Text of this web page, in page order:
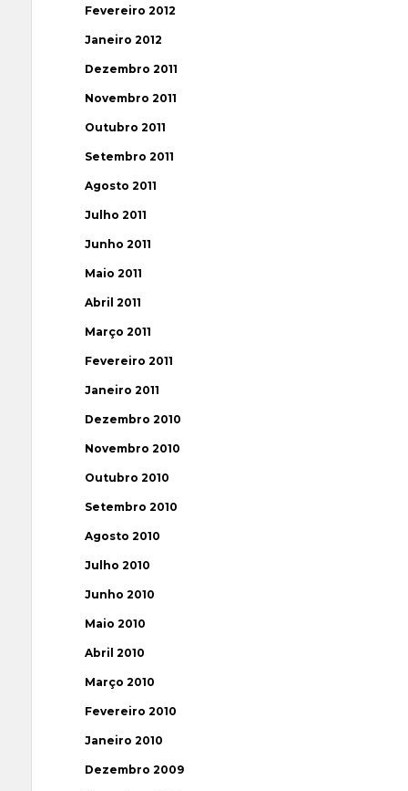
Fevereiro 2012
Janeiro 2012
Dezembro 2011
Novembro 2011
Outubro 2011
Setembro 2011
Agosto 2011
Julho 2011
Junho 2011
Maio 2011
Abril 2011
Março 2011
Fevereiro 2011
Janeiro 2011
Dezembro 2010
Novembro 2010
Outubro 2010
Setembro 2010
Agosto 2010
Julho 2010
Junho 2010
Maio 2010
Abril 2010
Março 2010
Fevereiro 2010
Janeiro 2010
Dezembro 2009